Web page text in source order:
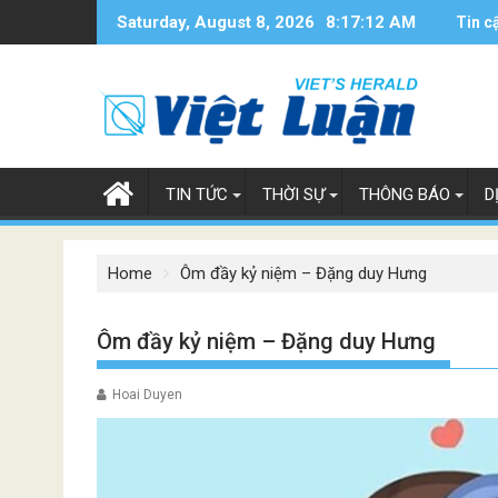
Saturday, August 8, 2026 8:17:13 AM Tin
TIN TỨC THỜI SỰ THÔNG BÁO
Home Ôm đầy kỷ niệm – Đặng duy Hưng
Ôm đầy kỷ niệm – Đặng duy Hưng
Hoai Duyen